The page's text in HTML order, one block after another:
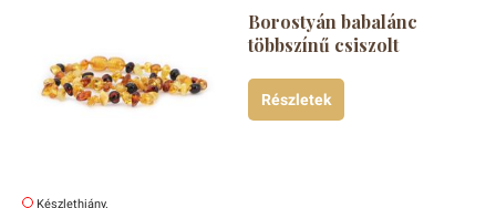
Borostyán babalánc
többszínű csiszolt
Részletek
Készlethiány.